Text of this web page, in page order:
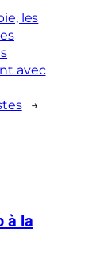
les
avec
→
à la